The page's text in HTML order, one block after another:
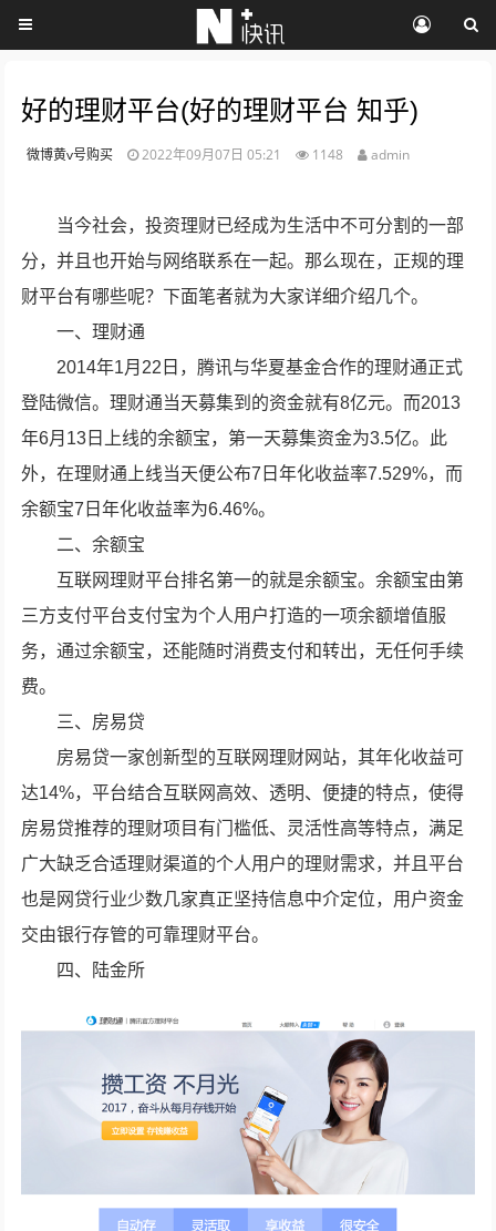
好的理财平台(好的理财平台 知乎)
微博黄v号购买 2022年09月07日 05:21 1148 admin
当今社会，投资理财已经成为生活中不可分割的一部
分，并且也开始与网络联系在一起。那么现在，正规的理
财平台有哪些呢？下面笔者就为大家详细介绍几个。
一、理财通
2014年1月22日，腾讯与华夏基金合作的理财通正式
登陆微信。理财通当天募集到的资金就有8亿元。而2013
年6月13日上线的余额宝，第一天募集资金为3.5亿。此
外，在理财通上线当天便公布7日年化收益率7.529%，而
余额宝7日年化收益率为6.46%。
二、余额宝
互联网理财平台排名第一的就是余额宝。余额宝由第
三方支付平台支付宝为个人用户打造的一项余额增值服
务，通过余额宝，还能随时消费支付和转出，无任何手续
费。
三、房易贷
房易贷一家创新型的互联网理财网站，其年化收益可
达14%，平台结合互联网高效、透明、便捷的特点，使得
房易贷推荐的理财项目有门槛低、灵活性高等特点，满足
广大缺乏合适理财渠道的个人用户的理财需求，并且平台
也是网贷行业少数几家真正坚持信息中介定位，用户资金
交由银行存管的可靠理财平台。
四、陆金所